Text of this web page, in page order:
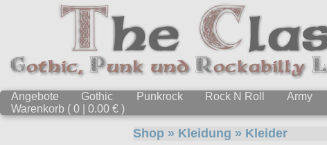
Angebote Gothic Punkrock Rock N Roll Army
Warenkorb ( 0 | 0.00 € )
Shop » Kleidung » Kleider